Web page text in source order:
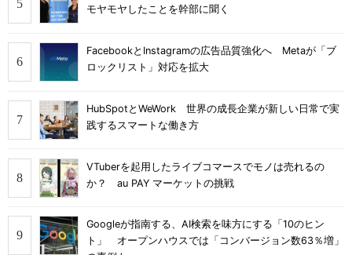
モヤモヤしたことを幹部に聞く
FacebookとInstagramの広告品質強化へ Metaが「ブ
ロックリスト」対応を拡大
HubSpotとWeWork 世界の成長企業が新しい日常で実
践するスマートな働き方
VTuberを起用したライブコマースでモノは売れるの
か？ au PAY マーケットの挑戦
Googleが指南する、AI検索を味方にする「10のヒン
ト」 オープンハウスでは「コンバージョン数63％増」